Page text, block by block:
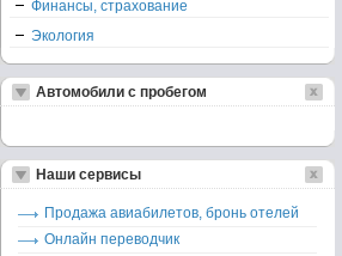
Финансы, страхование
Экология
Автомобили с пробегом
Наши сервисы
Продажа авиабилетов, бронь отелей
Онлайн переводчик